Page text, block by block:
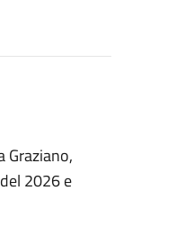
Graziano,
2026 e